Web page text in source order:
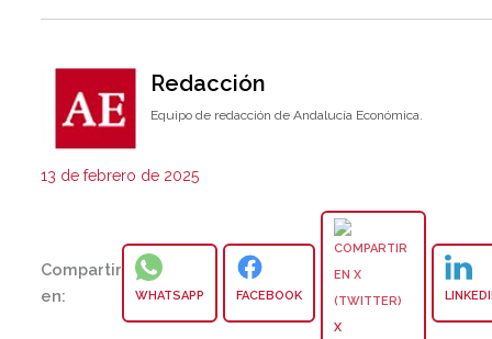
Redacción
Equipo de redacción de Andalucía Económica.
13 de febrero de 2025
Compartir
en:
WHATSAPP FACEBOOK
X